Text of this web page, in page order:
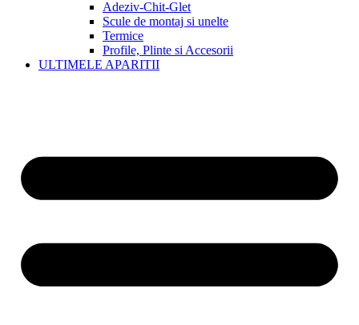
Adeziv-Chit-Glet
Scule de montaj si unelte
Termice
Profile, Plinte si Accesorii
ULTIMELE APARITII